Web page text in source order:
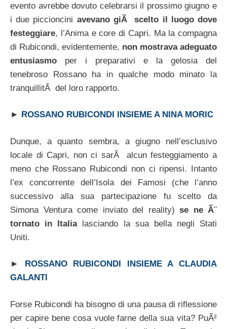
evento avrebbe dovuto celebrarsi il prossimo giugno e
i due piccioncini avevano giÃ scelto il luogo dove
festeggiare, l’Anima e core di Capri. Ma la compagna
di Rubicondi, evidentemente, non mostrava adeguato
entusiasmo per i preparativi e la gelosia del
tenebroso Rossano ha in qualche modo minato la
tranquillitÃ del loro rapporto.
► ROSSANO RUBICONDI INSIEME A NINA MORIC
Dunque, a quanto sembra, a giugno nell’esclusivo
locale di Capri, non ci sarÃ alcun festeggiamento a
meno che Rossano Rubicondi non ci ripensi. Intanto
l’ex concorrente dell’Isola dei Famosi (che l’anno
successivo alla sua partecipazione fu scelto da
Simona Ventura come inviato del reality) se ne Ã¨
tornato in Italia lasciando la sua bella negli Stati
Uniti.
►
ROSSANO RUBICONDI INSIEME A CLAUDIA
GALANTI
Forse Rubicondi ha bisogno di una pausa di riflessione
per capire bene cosa vuole farne della sua vita? PuÃ²